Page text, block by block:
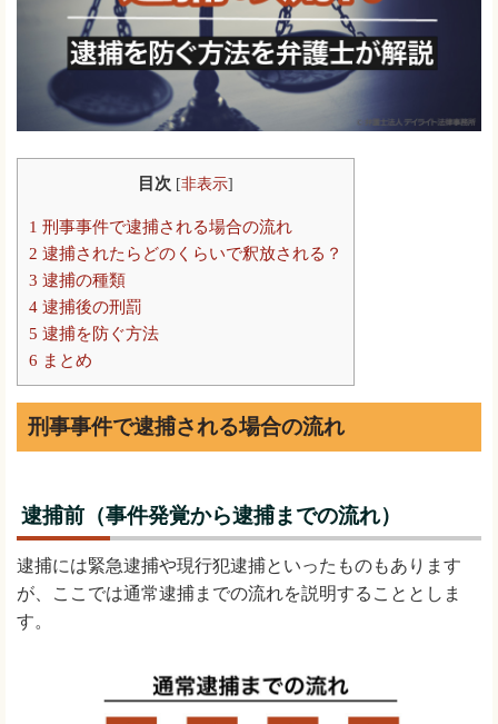
目次 [非表示]
1 刑事事件で逮捕される場合の流れ
2 逮捕されたらどのくらいで釈放される？
3 逮捕の種類
4 逮捕後の刑罰
5 逮捕を防ぐ方法
6 まとめ
刑事事件で逮捕される場合の流れ
逮捕前（事件発覚から逮捕までの流れ）
逮捕には緊急逮捕や現行犯逮捕といったものもあります
が、ここでは通常逮捕までの流れを説明することとしま
す。